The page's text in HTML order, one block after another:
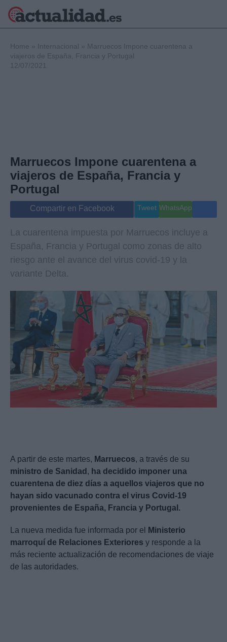
Internacional
Viajes
Gente
Musica
Home » Internacional » Marruecos Impone cuarentena a
viajeros de España, Francia y Portugal
12/07/2021
Marruecos Impone cuarentena a
viajeros de España, Francia y
Portugal
Compartir en Facebook Tweet WhatsApp
La cuarentena impuesta por Marruecos incluye a
España, Francia y Portugal como zonas de alto
riesgo ante el avance del virus covid-19 y la
variante Delta.
A partir de este martes, Marruecos, a través de su
ministro de Sanidad , ha decidido imponer una
cuarentena de diez días a aquellos viajeros que no
hayan sido vacunado contra el virus Covid-19
provenientes de España, Francia y Portugal.
La nueva medida fue informada por el
Ministerio
marroquí de Relaciones Exteriores y responde a la
más reciente actualización de recomendaciones de viaje
de las autoridades.